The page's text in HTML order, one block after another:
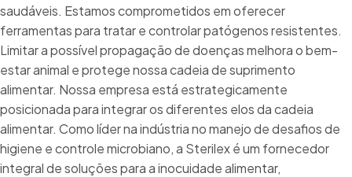
saudáveis. Estamos comprometidos em oferecer
ferramentas para tratar e controlar patógenos resistentes.
Limitar a possível propagação de doenças melhora o bem-
estar animal e protege nossa cadeia de suprimento
alimentar. Nossa empresa está estrategicamente
posicionada para integrar os diferentes elos da cadeia
alimentar. Como líder na indústria no manejo de desafios de
higiene e controle microbiano, a Sterilex é um fornecedor
integral de soluções para a inocuidade alimentar,